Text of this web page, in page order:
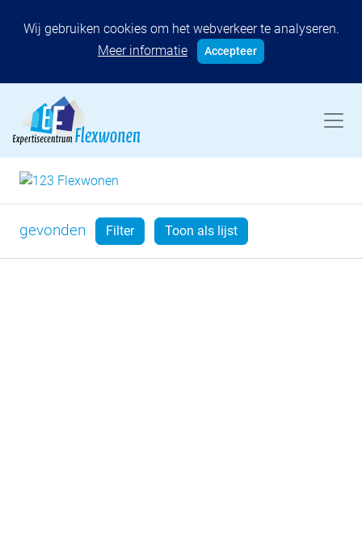
Wij gebruiken cookies om het webverkeer te analyseren.
Meer informatie
Accepteer
gevonden Filter Toon als lijst